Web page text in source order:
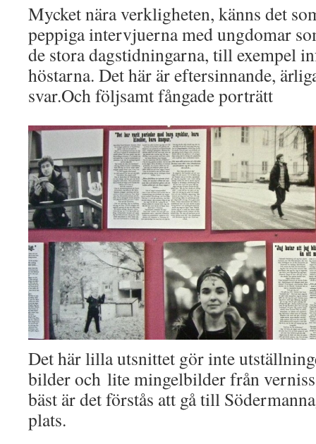
Mycket nära verkligheten, känns det
peppiga intervjuerna med ungdomar
de stora dagstidningarna, till exempel
höstarna. Det här är eftersinnande,
svar.Och följsamt fångade porträtt
Det här lilla utsnittet gör inte
bilder och lite mingelbilder från
bäst är det förstås att gå till
plats.